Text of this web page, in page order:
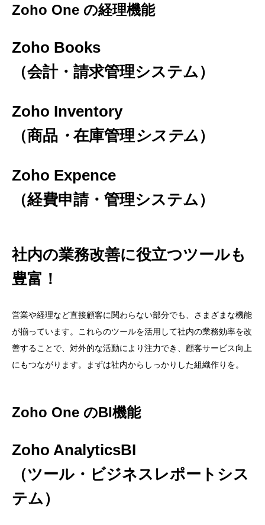
Zoho One の経理機能
Zoho Books
（会計・請求管理システム）
Zoho Inventory
（商品 ・ 在庫管理システム）
Zoho Expence
（経費申請・管理システム）
社内の業務改善に役立つツールも
豊富！
営業や経理など直接顧客に関わらない部分でも、さまざまな機能
が揃っています。これらのツールを活用して社内の業務効率を改
善することで、対外的な活動により注力でき、顧客サービス向上
にもつながります。まずは社内からしっかりした組織作りを。
Zoho One のBI機能
Zoho AnalyticsBI
（ツール・ビジネスレポートシス
テム）